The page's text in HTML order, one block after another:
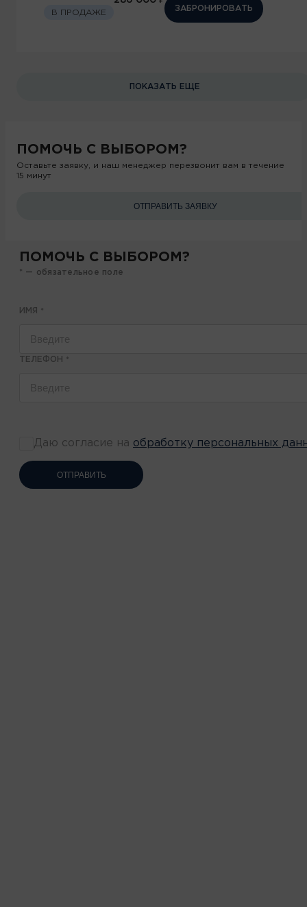
В ПРОДАЖЕ
ЗАБРОНИРОВАТЬ
ПОКАЗАТЬ ЕЩЕ
ПОМОЧЬ С ВЫБОРОМ?
Оставьте заявку, и наш менеджер перезвонит вам в течение
15 минут
ОТПРАВИТЬ ЗАЯВКУ
ПОМОЧЬ С ВЫБОРОМ?
* — обязательное поле
ИМЯ *
ТЕЛЕФОН *
Даю согласие на обработку персональных
ОТПРАВИТЬ